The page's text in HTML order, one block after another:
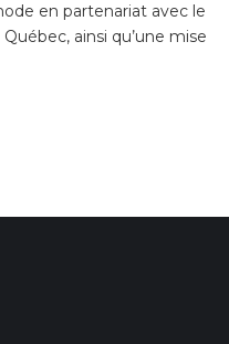
en partenariat avec le
ainsi qu’une mise